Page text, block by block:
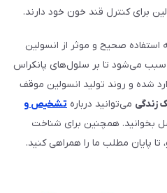
برای کنترل قند خون خود دارند.
استفاده صحیح و موثر از انسولین
می‌شود تا بر سلول‌های پانکراس
شده و روند تولید انسولین موقف
زندگی می‌توانید درباره تشخیص و
بخوانید. همچنین برای شناخت
تا پایان مطلب ما را همراهی کنید.